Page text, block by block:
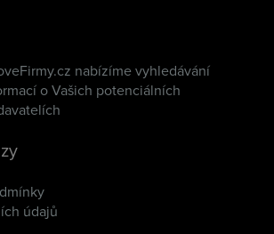
nabízíme vyhledávání
o Vašich potenciálních
údajů